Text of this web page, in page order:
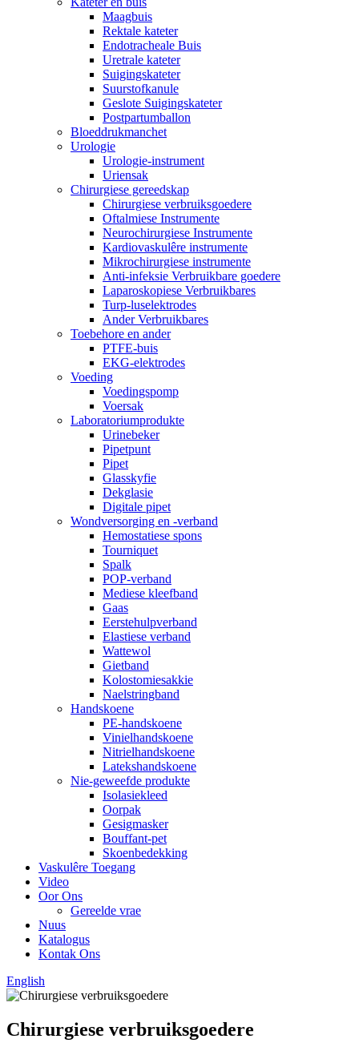
Maagbuis
Rektale kateter
Endotracheale Buis
Uretrale kateter
Suigingskateter
Suurstofkanule
Geslote Suigingskateter
Postpartumballon
Bloeddrukmanchet
Urologie
Urologie-instrument
Uriensak
Chirurgiese gereedskap
Chirurgiese verbruiksgoedere
Oftalmiese Instrumente
Neurochirurgiese Instrumente
Kardiovaskulêre instrumente
Mikrochirurgiese instrumente
Anti-infeksie Verbruikbare goedere
Laparoskopiese Verbruikbares
Turp-luselektrodes
Ander Verbruikbares
Toebehore en ander
PTFE-buis
EKG-elektrodes
Voeding
Voedingspomp
Voersak
Laboratoriumprodukte
Urinebeker
Pipetpunt
Pipet
Glasskyfie
Dekglasie
Digitale pipet
Wondversorging en -verband
Hemostatiese spons
Tourniquet
Spalk
POP-verband
Mediese kleefband
Gaas
Eerstehulpverband
Elastiese verband
Wattewol
Gietband
Kolostomiesakkie
Naelstringband
Handskoene
PE-handskoene
Vinielhandskoene
Nitrielhandskoene
Latekshandskoene
Nie-geweefde produkte
Isolasiekleed
Oorpak
Gesigmasker
Bouffant-pet
Skoenbedekking
Vaskulêre Toegang
Video
Oor Ons
Gereelde vrae
Nuus
Katalogus
Kontak Ons
English
Chirurgiese verbruiksgoedere